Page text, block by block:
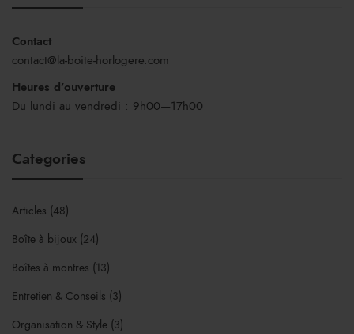
Contact
contact@la-boite-horlogere.com
Heures d’ouverture
Du lundi au vendredi : 9h00—17h00
Categories
Articles (48)
Boîte à bijoux (24)
Boîtes à montres (13)
Entretien & Conseils (3)
Organisation & Style (3)